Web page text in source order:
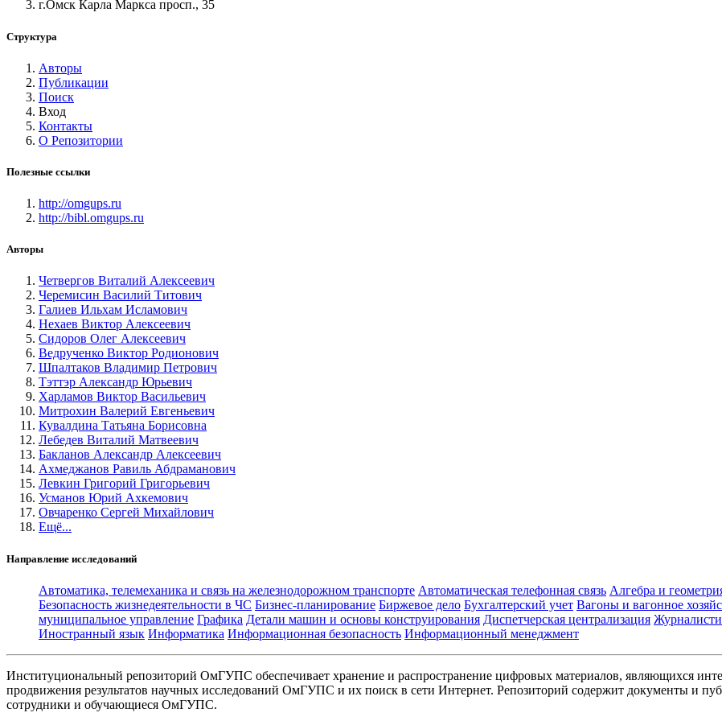
г.Омск Карла Маркса просп., 35
Структура
Авторы
Публикации
Поиск
Вход
Контакты
О Репозитории
Полезные ссылки
http://omgups.ru
http://bibl.omgups.ru
Авторы
Четвергов Виталий Алексеевич
Черемисин Василий Титович
Галиев Ильхам Исламович
Нехаев Виктор Алексеевич
Сидоров Олег Алексеевич
Ведрученко Виктор Родионович
Шпалтаков Владимир Петрович
Тэттэр Александр Юрьевич
Харламов Виктор Васильевич
Митрохин Валерий Евгеньевич
Кувалдина Татьяна Борисовна
Лебедев Виталий Матвеевич
Бакланов Александр Алексеевич
Ахмеджанов Равиль Абдраманович
Левкин Григорий Григорьевич
Усманов Юрий Ахкемович
Овчаренко Сергей Михайлович
Ещё...
Направление исследований
Автоматика, телемеханика и связь на железнодорожном транспорте Автоматическая телефонная связь Алгебра и
Безопасность жизнедеятельности в ЧС Бизнес-планирование Биржевое дело Бухгалтерский учет Вагоны и вагонное
муниципальное управление Графика Детали машин и основы конструирования Диспетчерская централизация
Иностранный язык Информатика Информационная безопасность Информационный менеджмент
Институциональный репозиторий ОмГУПС обеспечивает хранение и распространение цифровых материалов, являющихся
продвижения результатов научных исследований ОмГУПС и их поиск в сети Интернет. Репозиторий содержит документы и
сотрудники и обучающиеся ОмГУПС.